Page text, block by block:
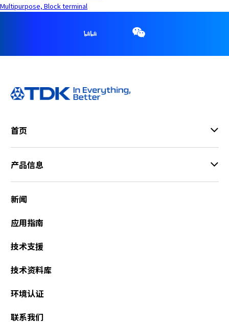
Multipurpose, Block terminal
首页
产品信息
新闻
应用指南
技术支援
技术资料库
环境认证
联系我们